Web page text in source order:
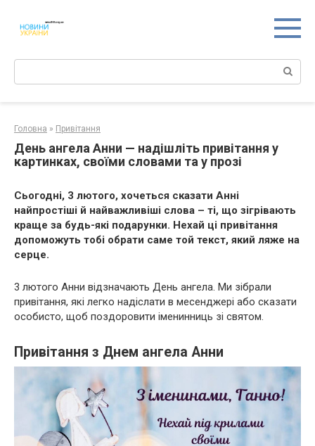
контенту
Поиск:
Головна » Привітання
День ангела Анни — надішліть привітання у
картинках, своїми словами та у прозі
Сьогодні, 3 лютого, хочеться сказати Анні
найпростіші й найважливіші слова – ті, що зігрівають
краще за будь-які подарунки. Нехай ці привітання
допоможуть тобі обрати саме той текст, який ляже на
серце.
3 лютого Анни відзначають День ангела. Ми зібрали
привітання, які легко надіслати в месенджері або сказати
особисто, щоб поздоровити іменинниць зі святом.
Привітання з Днем ангела Анни